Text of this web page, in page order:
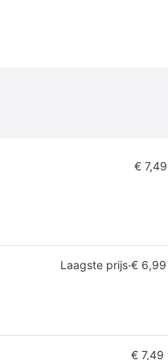
€
Laagste prijs·€ 6,99
€ 7,49